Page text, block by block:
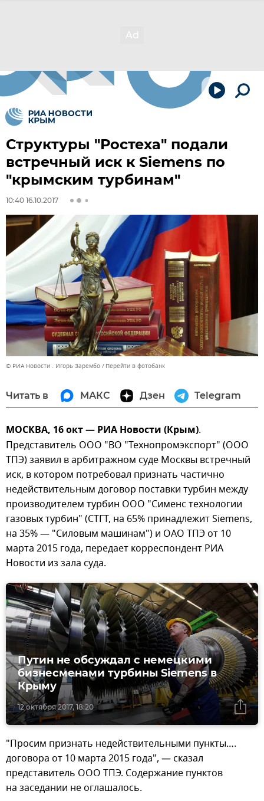
Структуры "Ростеха" подали
встречный иск к Siemens по
"крымским турбинам"
10:40 16.10.2017
© РИА Новости . Игорь Зарембо Перейти в фотобанк
Читать в МАКС Дзен Telegram
МОСКВА, 16 окт — РИА Новости (Крым).
Представитель ООО "ВО "Технопромэкспорт" (ООО
ТПЭ) заявил в арбитражном суде Москвы встречный
иск, в котором потребовал признать частично
недействительным договор поставки турбин между
производителем турбин ООО "Сименс технологии
газовых турбин" (СТГТ, на 65% принадлежит Siemens,
на 35% — "Силовым машинам") и ОАО ТПЭ от 10
марта 2015 года, передает корреспондент РИА
Новости из зала суда.
12 октября 2017, 18:20
Путин не обсуждал с немецкими
бизнесменами турбины Siemens в
Крыму
"Просим признать недействительными пункты….
договора от 10 марта 2015 года", — сказал
представитель ООО ТПЭ. Содержание пунктов
на заседании не оглашалось.